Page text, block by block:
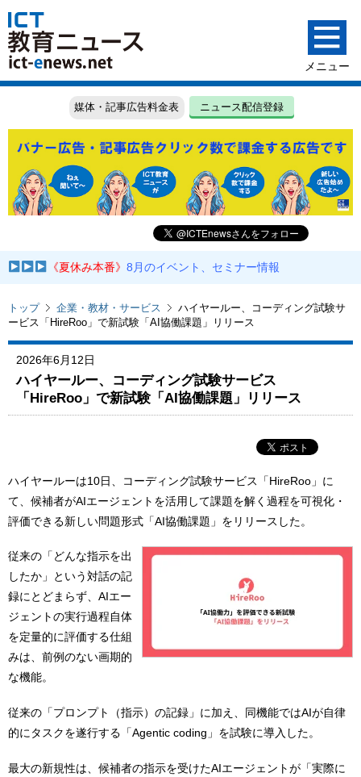
媒体・記事広告料金表 ニュース配信登録
《夏休み本番》8月のイベント、セミナー情報
トップ 企業・教材・サービス
ハイヤールー、コーディング試験サ
ービス「HireRoo」で新試験「AI協働課題」リリース
2026年6月12日
ハイヤールー、コーディング試験サービス
「HireRoo」で新試験「AI協働課題」リリース
ハイヤールーは10日、コーディング試験サービス「HireRoo」に
て、候補者がAIエージェントを活用して課題を解く過程を可視化・
評価できる新しい問題形式「AI協働課題」をリリースした。
従来の「どんな指示を出
したか」という対話の記
録にとどまらず、AIエー
ジェントの実行過程自体
を定量的に評価する仕組
みは、前例のない画期的
な機能。
従来の「プロンプト（指示）の記録」に加え、同機能ではAIが自律
的にタスクを遂行する「Agentic coding」を試験に導入した。
最大の新規性は、候補者の指示を受けたAIエージェントが「実際に